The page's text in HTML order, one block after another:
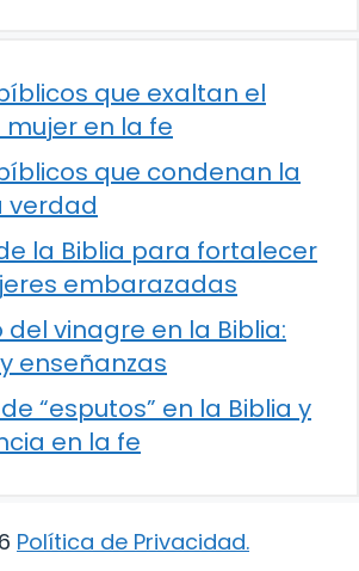
que exaltan el
en la fe
que condenan la
verdad
la Biblia para fortalecer
embarazadas
del vinagre en la Biblia:
enseñanzas
“esputos” en la Biblia y
en la fe
Política de Privacidad.